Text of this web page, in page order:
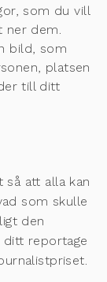
som du vill
ner dem.
bild, som
platsen
till ditt
att alla kan
som skulle
den
ditt reportage